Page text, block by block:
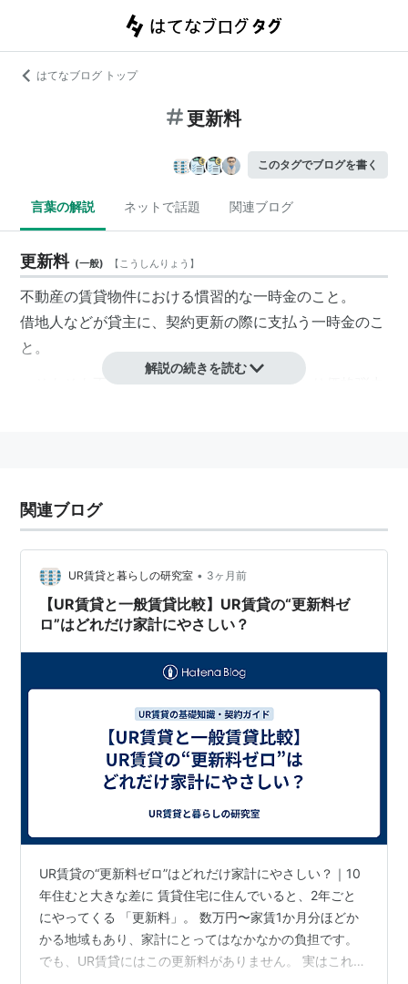
はてなブログ トップ
更新料
このタグでブログを書く
言葉の解説 ネットで話題 関連ブログ
更新料 (一般) 【こうしんりょう 】
不動産の賃貸物件における慣習的な一時金のこと。
借地人などが貸主に、契約更新の際に支払う一時金のこ
と。
そもそも不動産賃料は、所有権売買と異なり価格弾力
賃料差額の解消手段として一時金の授受が行われてき
た。
しかし、2009年7月23日の京都地裁の判決で、はじ
めて更新料無効の司法判断がでた。
更新料の存在は、地域ごとの慣習に左右されるため、
各地で判断が係争中である。
-
2009年8月27日、大阪高裁でも更新料無効の判決。
成田喜達裁判長「不平等な取引で無効だ」全額返還命令
「更新料は単に契約更新時に支払われる金銭で、賃料の
「更新料という言葉で経済的負担が少ないかのような印
-
2011.7.15、最高裁判決として「更新料が高額過ぎなけれ
ば有効」とする初判断を示した。
解説の続きを読む
関連ブログ
UR賃貸と暮らしの研究室 • 3ヶ月前
【UR賃貸と一般賃貸比較】UR賃貸の“更新料ゼ
ロ”はどれだけ家計にやさしい？
UR賃貸の“更新料ゼロ”はどれだけ家計にやさしい？｜10
年住むと大きな差に 賃貸住宅に住んでいると、2年ごと
にやってくる 「更新料」。 数万円〜家賃1か月分ほどか
かる地域もあり、家計にとってはなかなかの負担です。
でも、UR賃貸にはこの更新料がありません。 実はこれ、